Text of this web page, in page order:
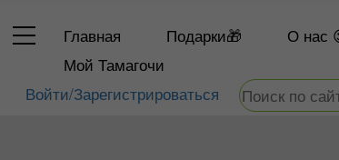
Главная Подарки🎁 О нас
Мой Тамагочи
Войти/Зарегистрироваться